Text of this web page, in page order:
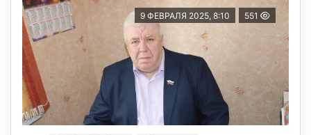
9 ФЕВРАЛЯ 2025, 8:10 551